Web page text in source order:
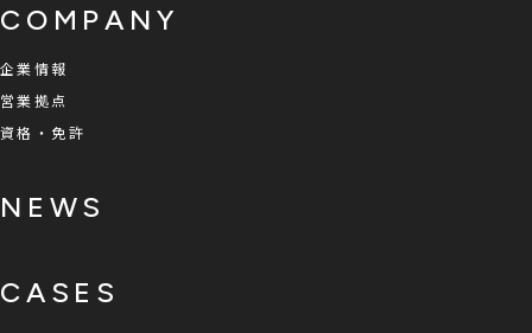
COMPANY
企業情報
営業拠点
資格・免許
NEWS
CASES